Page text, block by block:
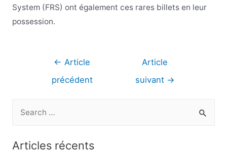
System (FRS) ont également ces rares billets en leur
possession.
Navigation
l’article
← Article
précédent
Article
suivant →
Articles récents